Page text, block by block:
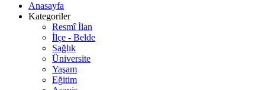
Anasayfa
Kategoriler
Resmî İlan
İlçe - Belde
Sağlık
Üniversite
Yaşam
Eğitim